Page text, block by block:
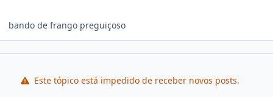
bando de frango preguiçoso
Este tópico está impedido de receber novos posts.